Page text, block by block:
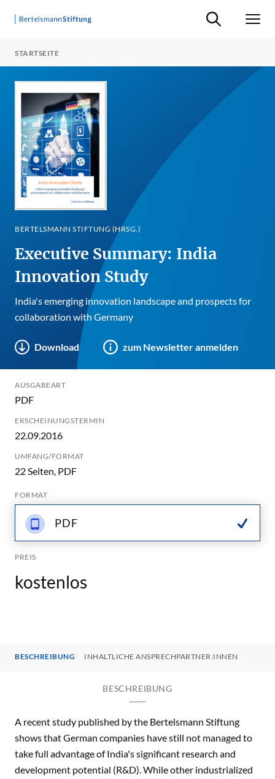
Suche ein-/
STARTSEITE
BERTELSMANN STIFTUNG (HRSG.)
Executive Summary: India
Innovation Study
India's emerging innovation landscape and prospects for
collaboration with Germany
Download zum Newsletter anmelden
AUSGABEART
PDF
ERSCHEINUNGSTERMIN
22.09.2016
UMFANG/FORMAT
22 Seiten, PDF
FORMAT
PDF
PREIS
kostenlos
BESCHREIBUNG INHALTLICHE ANSPRECHPARTNER:INNEN
BESCHREIBUNG
A recent study published by the Bertelsmann Stiftung
shows that German companies have still not managed to
take full advantage of India's significant research and
development potential (R&D). While other industrialized